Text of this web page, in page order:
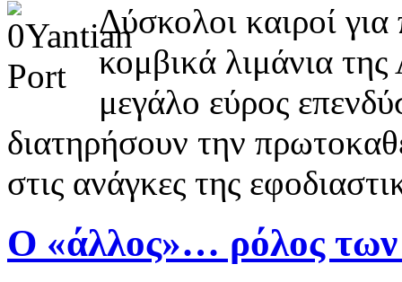
Δύσκολοι καιροί
κομβικά λιμάνια
μεγάλο εύρος
διατηρήσουν την
στις ανάγκες της
Ο «άλλος»… ρόλος των